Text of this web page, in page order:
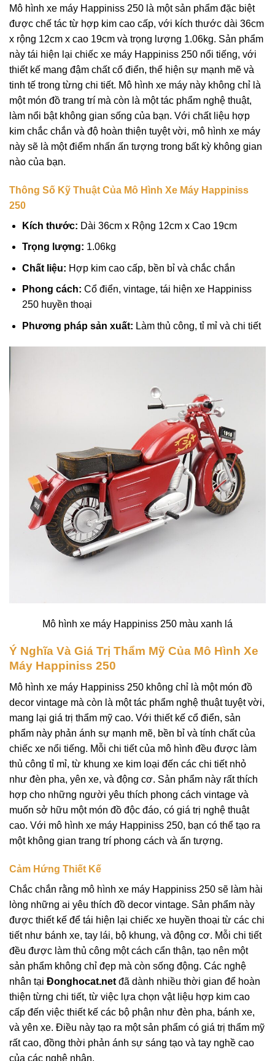
Mô hình xe máy Happiniss 250 là một sản phẩm đặc biệt
được chế tác từ hợp kim cao cấp, với kích thước dài 36cm
x rộng 12cm x cao 19cm và trọng lượng 1.06kg. Sản phẩm
này tái hiện lại chiếc xe máy Happiniss 250 nổi tiếng, với
thiết kế mang đậm chất cổ điển, thể hiện sự mạnh mẽ và
tinh tế trong từng chi tiết. Mô hình xe máy này không chỉ là
một món đồ trang trí mà còn là một tác phẩm nghệ thuật,
làm nổi bật không gian sống của bạn. Với chất liệu hợp
kim chắc chắn và độ hoàn thiện tuyệt vời, mô hình xe máy
này sẽ là một điểm nhấn ấn tượng trong bất kỳ không gian
nào của bạn.
Thông Số Kỹ Thuật Của Mô Hình Xe Máy Happiniss
250
Kích thước: Dài 36cm x Rộng 12cm x Cao 19cm
Trọng lượng: 1.06kg
Chất liệu: Hợp kim cao cấp, bền bỉ và chắc chắn
Phong cách: Cổ điển, vintage, tái hiện xe Happiniss
250 huyền thoại
Phương pháp sản xuất: Làm thủ công, tỉ mỉ và chi tiết
Mô hình xe máy Happiniss 250 màu xanh lá
Ý Nghĩa Và Giá Trị Thẩm Mỹ Của Mô Hình Xe
Máy Happiniss 250
Mô hình xe máy Happiniss 250 không chỉ là một món đồ
decor vintage mà còn là một tác phẩm nghệ thuật tuyệt vời,
mang lại giá trị thẩm mỹ cao. Với thiết kế cổ điển, sản
phẩm này phản ánh sự mạnh mẽ, bền bỉ và tính chất của
chiếc xe nổi tiếng. Mỗi chi tiết của mô hình đều được làm
thủ công tỉ mỉ, từ khung xe kim loại đến các chi tiết nhỏ
như đèn pha, yên xe, và động cơ. Sản phẩm này rất thích
hợp cho những người yêu thích phong cách vintage và
muốn sở hữu một món đồ độc đáo, có giá trị nghệ thuật
cao. Với mô hình xe máy Happiniss 250, bạn có thể tạo ra
một không gian trang trí phong cách và ấn tượng.
Cảm Hứng Thiết Kế
Chắc chắn rằng mô hình xe máy Happiniss 250 sẽ làm hài
lòng những ai yêu thích đồ decor vintage. Sản phẩm này
được thiết kế để tái hiện lại chiếc xe huyền thoại từ các chi
tiết như bánh xe, tay lái, bộ khung, và động cơ. Mỗi chi tiết
đều được làm thủ công một cách cẩn thận, tạo nên một
sản phẩm không chỉ đẹp mà còn sống động. Các nghệ
nhân tại Đonghocat.net đã dành nhiều thời gian để hoàn
thiện từng chi tiết, từ việc lựa chọn vật liệu hợp kim cao
cấp đến việc thiết kế các bộ phận như đèn pha, bánh xe,
và yên xe. Điều này tạo ra một sản phẩm có giá trị thẩm mỹ
rất cao, đồng thời phản ánh sự sáng tạo và tay nghề cao
của các nghệ nhân.